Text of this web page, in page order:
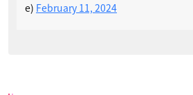
e) February 11, 2024